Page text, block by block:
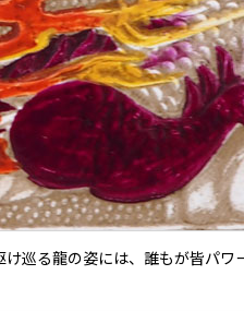
巡る龍の姿には、誰もが皆パ